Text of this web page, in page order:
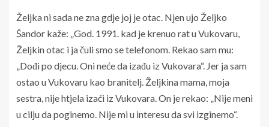
Željka ni sada ne zna gdje joj je otac. Njen ujo Željko
Šandor kaže: „God. 1991. kad je krenuo rat u Vukovaru,
Željkin otac i ja čuli smo se telefonom. Rekao sam mu:
„Dođi po djecu. Oni neće da izađu iz Vukovara“. Jer ja sam
ostao u Vukovaru kao branitelj. Željkina mama, moja
sestra, nije htjela izaći iz Vukovara. On je rekao: „Nije meni
u cilju da poginemo. Nije mi u interesu da svi izginemo“.